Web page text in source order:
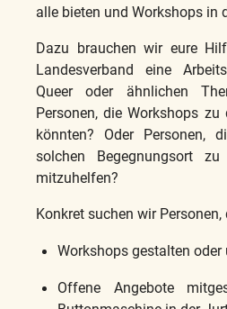
alle bieten und Workshops in
Dazu brauchen wir eure
Landesverband eine
Queer oder ähnlichen
Personen, die Workshops
könnten? Oder Personen,
solchen Begegnungsort
mitzuhelfen?
Konkret suchen wir Personen,
Workshops gestalten
Offene Angebote